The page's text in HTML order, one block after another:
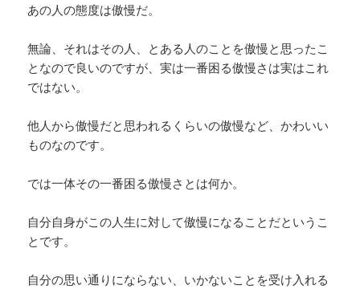
あの人の態度は傲慢だ。
無論、それはその人、とある人のことを傲慢と思ったこ
となので良いのですが、実は一番困る傲慢さは実はこれ
ではない。
他人から傲慢だと思われるくらいの傲慢など、かわいい
ものなのです。
では一体その一番困る傲慢さとは何か。
自分自身がこの人生に対して傲慢になることだというこ
とです。
自分の思い通りにならない、いかないことを受け入れる